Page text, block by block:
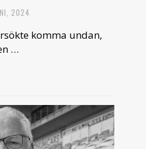
2024
komma undan,
…